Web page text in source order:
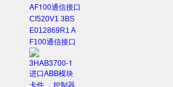
CI520V1 3BS
E012869R1 A
F100通信接口